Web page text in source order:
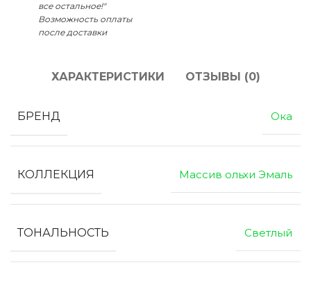
все остальное!"
Возможность оплаты
после доставки
ХАРАКТЕРИСТИКИ ОТЗЫВЫ (0)
БРЕНД Ока
КОЛЛЕКЦИЯ Массив ольхи Эмаль
ТОНАЛЬНОСТЬ Светлый